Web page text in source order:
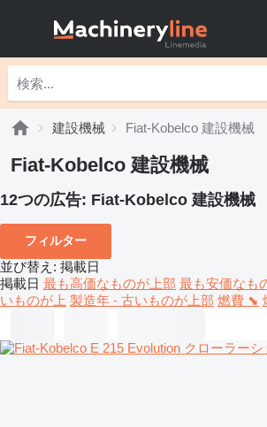
建設機械 Fiat-Kobelco 建設機械
Fiat-Kobelco 建設機械
12つの広告: Fiat-Kobelco 建設機械
フィルター
並び替え : 掲載日
掲載日 最も高価なものが上部 最も安価なも
いものが上 製造年 - 古いものが上部 燃費 ⬊